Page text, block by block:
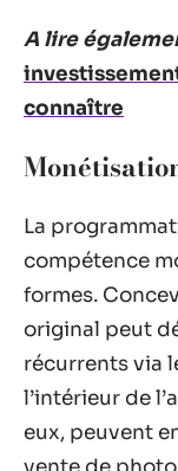
A lire
connaître
La
compétence
formes.
original peut
récurrents via
l’intérieur de
eux, peuvent